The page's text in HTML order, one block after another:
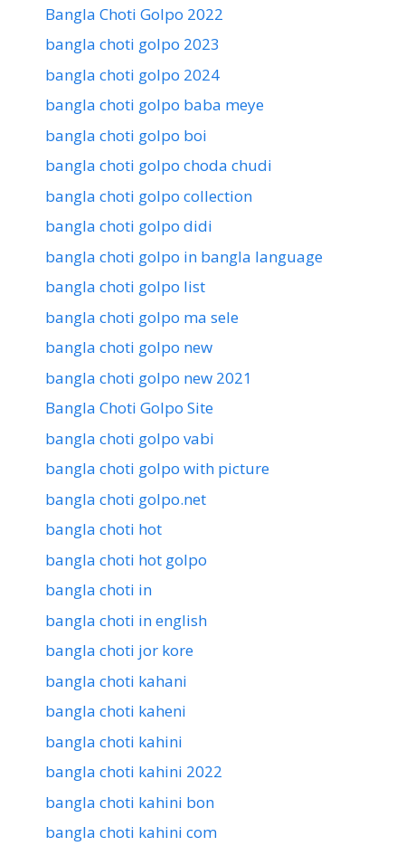
Bangla Choti Golpo 2022
bangla choti golpo 2023
bangla choti golpo 2024
bangla choti golpo baba meye
bangla choti golpo boi
bangla choti golpo choda chudi
bangla choti golpo collection
bangla choti golpo didi
bangla choti golpo in bangla language
bangla choti golpo list
bangla choti golpo ma sele
bangla choti golpo new
bangla choti golpo new 2021
Bangla Choti Golpo Site
bangla choti golpo vabi
bangla choti golpo with picture
bangla choti golpo.net
bangla choti hot
bangla choti hot golpo
bangla choti in
bangla choti in english
bangla choti jor kore
bangla choti kahani
bangla choti kaheni
bangla choti kahini
bangla choti kahini 2022
bangla choti kahini bon
bangla choti kahini com